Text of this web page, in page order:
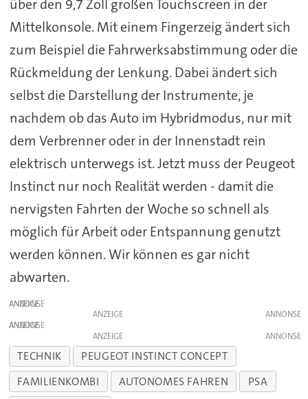
über den 9,7 Zoll großen Touchscreen in der
Mittelkonsole. Mit einem Fingerzeig ändert sich
zum Beispiel die Fahrwerksabstimmung oder die
Rückmeldung der Lenkung. Dabei ändert sich
selbst die Darstellung der Instrumente, je
nachdem ob das Auto im Hybridmodus, nur mit
dem Verbrenner oder in der Innenstadt rein
elektrisch unterwegs ist. Jetzt muss der Peugeot
Instinct nur noch Realität werden - damit die
nervigsten Fahrten der Woche so schnell als
möglich für Arbeit oder Entspannung genutzt
werden können. Wir können es gar nicht
abwarten.
ANZEIGE
ANZEIGE
ANZEIGE
ANZEIGE
TECHNIK
PEUGEOT INSTINCT CONCEPT
FAMILIENKOMBI
AUTONOMES FAHREN
PSA